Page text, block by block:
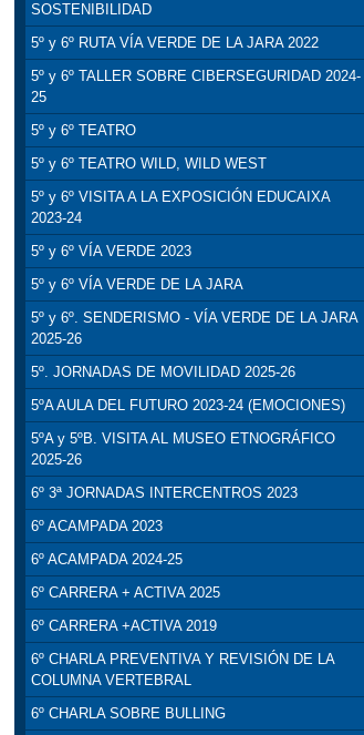
SOSTENIBILIDAD
5º y 6º RUTA VÍA VERDE DE LA JARA 2022
5º y 6º TALLER SOBRE CIBERSEGURIDAD 2024-
25
5º y 6º TEATRO
5º y 6º TEATRO WILD, WILD WEST
5º y 6º VISITA A LA EXPOSICIÓN EDUCAIXA
2023-24
5º y 6º VÍA VERDE 2023
5º y 6º VÍA VERDE DE LA JARA
5º y 6º. SENDERISMO - VÍA VERDE DE LA JARA
2025-26
5º. JORNADAS DE MOVILIDAD 2025-26
5ºA AULA DEL FUTURO 2023-24 (EMOCIONES)
5ºA y 5ºB. VISITA AL MUSEO ETNOGRÁFICO
2025-26
6º 3ª JORNADAS INTERCENTROS 2023
6º ACAMPADA 2023
6º ACAMPADA 2024-25
6º CARRERA + ACTIVA 2025
6º CARRERA +ACTIVA 2019
6º CHARLA PREVENTIVA Y REVISIÓN DE LA
COLUMNA VERTEBRAL
6º CHARLA SOBRE BULLING